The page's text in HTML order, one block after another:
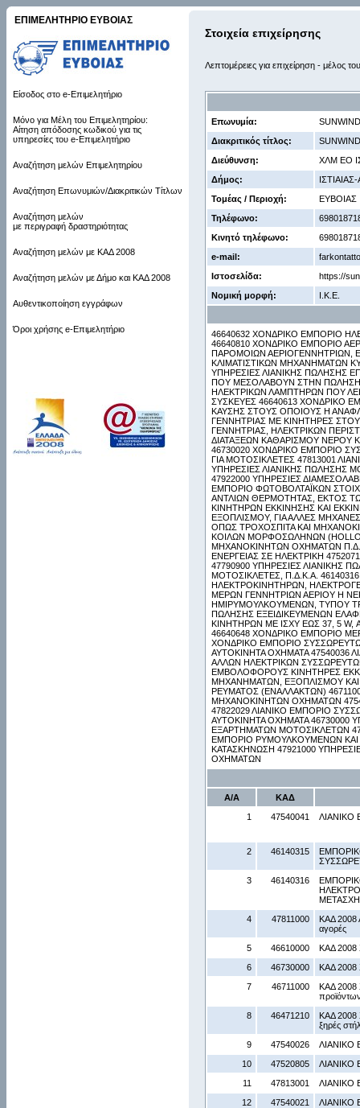
ΕΠΙΜΕΛΗΤΗΡΙΟ ΕΥΒΟΙΑΣ
Είσοδος στο e-Επιμελητήριο
Μόνο για Μέλη του Επιμελητηρίου:
Αίτηση απόδοσης κωδικού για τις
υπηρεσίες του e-Επιμελητήριο
Αναζήτηση μελών Επιμελητηρίου
Αναζήτηση Επωνυμιών/Διακριτικών Τίτλων
Αναζήτηση μελών
με περιγραφή δραστηριότητας
Αναζήτηση μελών με ΚΑΔ 2008
Αναζήτηση μελών με Δήμο και ΚΑΔ 2008
Αυθεντικοποίηση εγγράφων
Όροι χρήσης e-Επιμελητήριο
Στοιχεία επιχείρησης
Λεπτομέρειες για επιχείρηση - μέλος
Επωνυμία:
Διακριτικός τίτλος:
Διεύθυνση:
ΧΛΜ ΕΟ
Δήμος:
Τομέας / Περιοχή:
ΕΥΒΟΙΑΣ
Τηλέφωνο:
Κινητό τηλέφωνο:
e-mail:
Ιστοσελίδα:
https://
Νομική μορφή:
Ι.Κ.Ε.
46640632 ΧΟΝΔΡΙΚΟ ΕΜΠΟΡΙΟ
46640810 ΧΟΝΔΡΙΚΟ ΕΜΠΟΡΙΟ
ΠΑΡΟΜΟΙΩΝ ΑΕΡΙΟΓΕΝΝΗΤΡΙΩΝ,
ΚΛΙΜΑΤΙΣΤΙΚΩΝ ΜΗΧΑΝΗΜΑΤΩΝ
ΥΠΗΡΕΣΙΕΣ ΛΙΑΝΙΚΗΣ ΠΩΛΗΣΗΣ
ΠΟΥ ΜΕΣΟΛΑΒΟΥΝ ΣΤΗΝ ΠΩΛΗΣΗ
ΗΛΕΚΤΡΙΚΩΝ ΛΑΜΠΤΗΡΩΝ ΠΟΥ
ΣΥΣΚΕΥΕΣ 46640613 ΧΟΝΔΡΙΚΟ
ΚΑΥΣΗΣ ΣΤΟΥΣ ΟΠΟΙΟΥΣ Η
ΓΕΝΝΗΤΡΙΑΣ ΜΕ ΚΙΝΗΤΗΡΕΣ
ΓΕΝΝΗΤΡΙΑΣ, ΗΛΕΚΤΡΙΚΩΝ
ΔΙΑΤΑΞΕΩΝ ΚΑΘΑΡΙΣΜΟΥ ΝΕΡΟΥ
46730020 ΧΟΝΔΡΙΚΟ ΕΜΠΟΡΙΟ
ΓΙΑ ΜΟΤΟΣΙΚΛΕΤΕΣ 47813001
ΥΠΗΡΕΣΙΕΣ ΛΙΑΝΙΚΗΣ ΠΩΛΗΣΗΣ
47922000 ΥΠΗΡΕΣΙΕΣ
ΕΜΠΟΡΙΟ ΦΩΤΟΒΟΛΤΑΪΚΩΝ
ΑΝΤΛΙΩΝ ΘΕΡΜΟΤΗΤΑΣ, ΕΚΤΟΣ
ΚΙΝΗΤΗΡΩΝ ΕΚΚΙΝΗΣΗΣ ΚΑΙ
ΕΞΟΠΛΙΣΜΟΥ, ΓΙΑ ΑΛΛΕΣ
ΟΠΩΣ ΤΡΟΧΟΣΠΙΤΑ ΚΑΙ
ΚΟΙΛΩΝ ΜΟΡΦΟΣΩΛΗΝΩΝ
ΜΗΧΑΝΟΚΙΝΗΤΩΝ ΟΧΗΜΑΤΩΝ
ΕΝΕΡΓΕΙΑΣ ΣΕ ΗΛΕΚΤΡΙΚΗ
47790900 ΥΠΗΡΕΣΙΕΣ ΛΙΑΝΙΚΗΣ
ΜΟΤΟΣΙΚΛΕΤΕΣ, Π.Δ.Κ.Α.
ΗΛΕΚΤΡΟΚΙΝΗΤΗΡΩΝ,
ΜΕΡΩΝ ΓΕΝΝΗΤΡΙΩΝ ΑΕΡΙΟΥ Η
ΗΜΙΡΥΜΟΥΛΚΟΥΜΕΝΩΝ, ΤΥΠΟΥ
ΠΩΛΗΣΗΣ ΕΞΕΙΔΙΚΕΥΜΕΝΩΝ
ΚΙΝΗΤΗΡΩΝ ΜΕ ΙΣΧΥ ΕΩΣ 37, 5
46640648 ΧΟΝΔΡΙΚΟ ΕΜΠΟΡΙΟ
ΧΟΝΔΡΙΚΟ ΕΜΠΟΡΙΟ
ΑΥΤΟΚΙΝΗΤΑ ΟΧΗΜΑΤΑ 47540036
ΑΛΛΩΝ ΗΛΕΚΤΡΙΚΩΝ
ΕΜΒΟΛΟΦΟΡΟΥΣ ΚΙΝΗΤΗΡΕΣ
ΜΗΧΑΝΗΜΑΤΩΝ, ΕΞΟΠΛΙΣΜΟΥ
ΡΕΥΜΑΤΟΣ (ΕΝΑΛΛΑΚΤΩΝ)
ΜΗΧΑΝΟΚΙΝΗΤΩΝ ΟΧΗΜΑΤΩΝ
47822029 ΛΙΑΝΙΚΟ ΕΜΠΟΡΙΟ
ΑΥΤΟΚΙΝΗΤΑ ΟΧΗΜΑΤΑ 46730000
ΕΞΑΡΤΗΜΑΤΩΝ ΜΟΤΟΣΙΚΛΕΤΩΝ
ΕΜΠΟΡΙΟ ΡΥΜΟΥΛΚΟΥΜΕΝΩΝ
ΚΑΤΑΣΚΗΝΩΣΗ 47921000
ΟΧΗΜΑΤΩΝ
Α/Α
ΚΑΔ
1
47540041 ΛΙΑΝΙΚΟ
2 46140315
3
46140316
4
47811000
ΚΑΔ 2008
αγορές
5
46610000
ΚΑΔ 2008
6
46730000
ΚΑΔ 2008
7
46711000
ΚΑΔ 2008
8
46471210
ΚΑΔ 2008
ξηρές
9
47540026
ΛΙΑΝΙΚΟ
10
47520805
11
47813001
12
47540021
ΛΙΑΝΙΚΟ